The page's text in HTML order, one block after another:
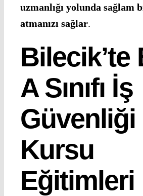
uzmanlığı yolunda sağlam
atmanızı sağlar.
Bilecik’te
A Sınıfı İş
Güvenliği
Kursu
Eğitimleri